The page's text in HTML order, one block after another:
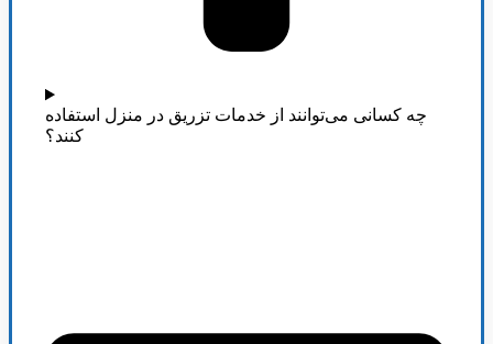
چه کسانی می‌توانند از خدمات تزریق در منزل استفاده
کنند؟